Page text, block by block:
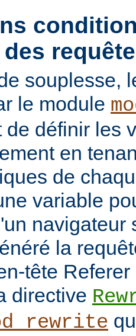
souplesse,
le module
de définir les
en
de
variable
navigateur
la
tête
directive